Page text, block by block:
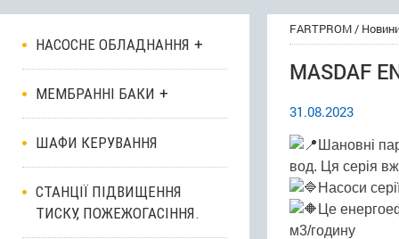
НАСОСНЕ ОБЛАДНАННЯ
МЕМБРАННІ БАКИ
ШАФИ КЕРУВАННЯ
СТАНЦІЇ ПІДВИЩЕННЯ
ТИСКУ, ПОЖЕЖОГАСІННЯ.
FARTPROM/
MASDAF
31.08.2023
Шановні
вод. Ця серія
Насоси
Це
м3/годину